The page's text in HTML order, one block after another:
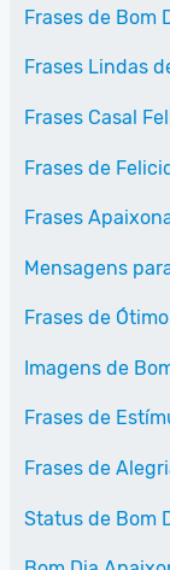
Frases de Bom
Frases Lindas
Frases Casal
Frases de
Frases
Mensagens
Frases de
Imagens de
Frases de
Frases de
Status de Bom